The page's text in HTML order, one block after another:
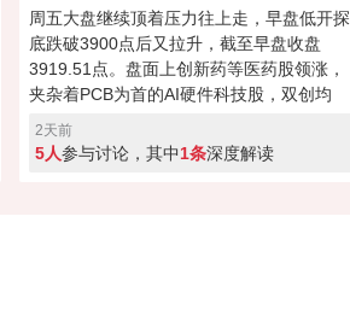
周五大盘继续顶着压力往上走，早盘低开探
底跌破3900点后又拉升，截至早盘收盘
3919.51点。盘面上创新药等医药股领涨，
夹杂着PCB为首的AI硬件科技股，双创均
涨。科技股本次反弹力度不小，但早盘成交
缩量700多亿，如此下去会不会无法撑起大
2天前
5人参与讨论，其中1条深度解读